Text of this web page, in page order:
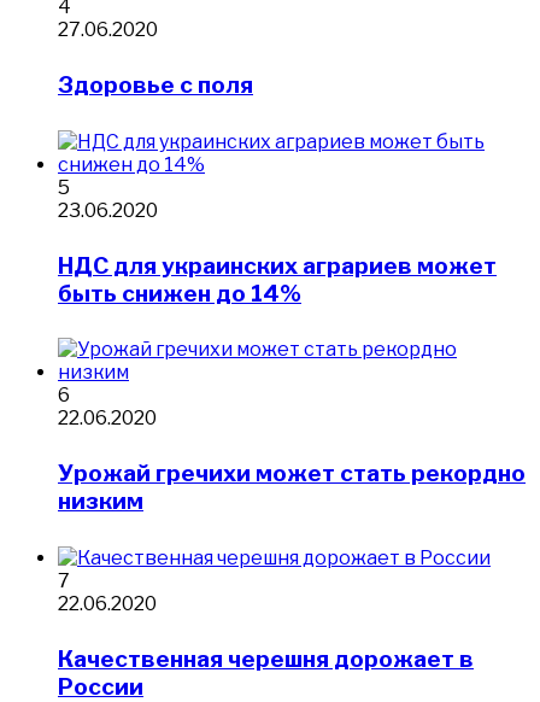
4
27.06.2020
Здоровье с поля
5
23.06.2020
НДС для украинских аграриев может
быть снижен до 14%
6
22.06.2020
Урожай гречихи может стать рекордно
низким
7
22.06.2020
​Качественная черешня дорожает в
России